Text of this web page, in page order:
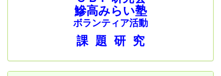
鰺高みらい塾
ボランティア活動
課 題 研 究